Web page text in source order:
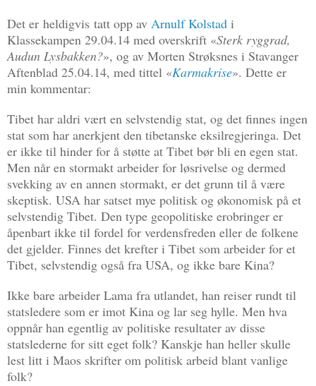
Det er heldigvis tatt opp av Arnulf Kolstad i
Klassekampen 29.04.14 med overskrift «Sterk ryggrad,
Audun Lysbakken?», og av Morten Strøksnes i Stavanger
Aftenblad 25.04.14, med tittel «Karmakrise». Dette er
min kommentar:
Tibet har aldri vært en selvstendig stat, og det finnes ingen
stat som har anerkjent den tibetanske eksilregjeringa. Det
er ikke til hinder for å støtte at Tibet bør bli en egen stat.
Men når en stormakt arbeider for løsrivelse og dermed
svekking av en annen stormakt, er det grunn til å være
skeptisk. USA har satset mye politisk og økonomisk på et
selvstendig Tibet. Den type geopolitiske erobringer er
åpenbart ikke til fordel for verdensfreden eller de folkene
det gjelder. Finnes det krefter i Tibet som arbeider for et
Tibet, selvstendig også fra USA, og ikke bare Kina?
Ikke bare arbeider Lama fra utlandet, han reiser rundt til
statsledere som er imot Kina og lar seg hylle. Men hva
oppnår han egentlig av politiske resultater av disse
statslederne for sitt eget folk? Kanskje han heller skulle
lest litt i Maos skrifter om politisk arbeid blant vanlige
folk?